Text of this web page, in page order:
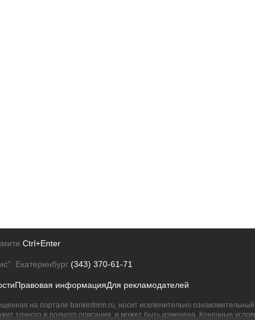
Ctrl+Enter
Екатеринбург (343) 370-61-71
Правовая информацияДля рекламодателей
на портале bankinform.ru, носит исключительно
точного и полного описания, и может быть изменена. Конечные